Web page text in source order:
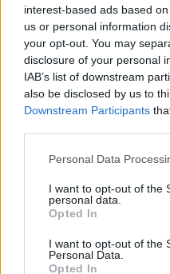
interest-based ads based
us or personal information
your opt-out. You may
disclosure of your personal
IAB’s list of downstream
also be disclosed by us to
Downstream Participants
Personal Data
I want to opt-out of the
personal data.
Opted In
I want to opt-out of the
Personal Data.
Opted In
22:55
Ανησυχία στην Τεχεράνη:
ότι η επαφή με τον
Φωτιά στα Αϊβαλιώτικα
22:43
Συνελήφθη οπλισμένος
Κόλπος του Άντεν: Πλήγμα
Σαουδικής Αραβίας